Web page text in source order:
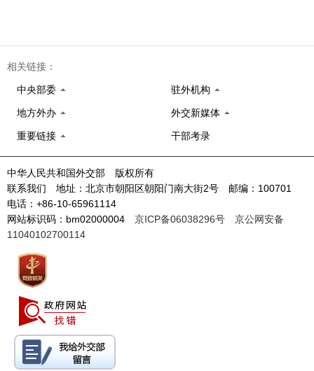
相关链接：
中央部委 驻外机构
地方外办 外交新媒体
重要链接 干部考录
中华人民共和国外交部 版权所有
联系我们 地址：北京市朝阳区朝阳门南大街2号 邮编：100701
电话：+86-10-65961114
网站标识码：bm02000004 京ICP备06038296号
京公网安备
11040102700114